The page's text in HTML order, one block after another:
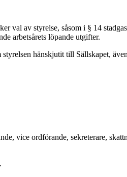
val av styrelse, såsom i § 14
arbetsårets löpande utgifter.
hänskjutit till Sällskapet,
vice ordförande, sekreterare,
.